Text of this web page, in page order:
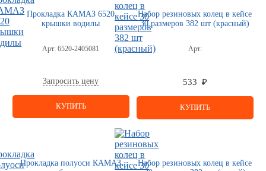
Прокладка КАМАЗ 6520
крышки водилы
Арт: 6520-2405081
Запросить цену
КУПИТЬ
Набор резиновых колец в кейсе
30 размеров 382 шт (красный)
Арт:
533 ₽
КУПИТЬ
Прокладка полуоси КАМАЗ
Набор резиновых колец в кейсе